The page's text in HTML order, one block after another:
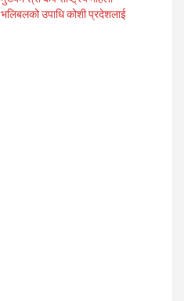
भलिबलको उपाधि कोशी प्रदेशलाई